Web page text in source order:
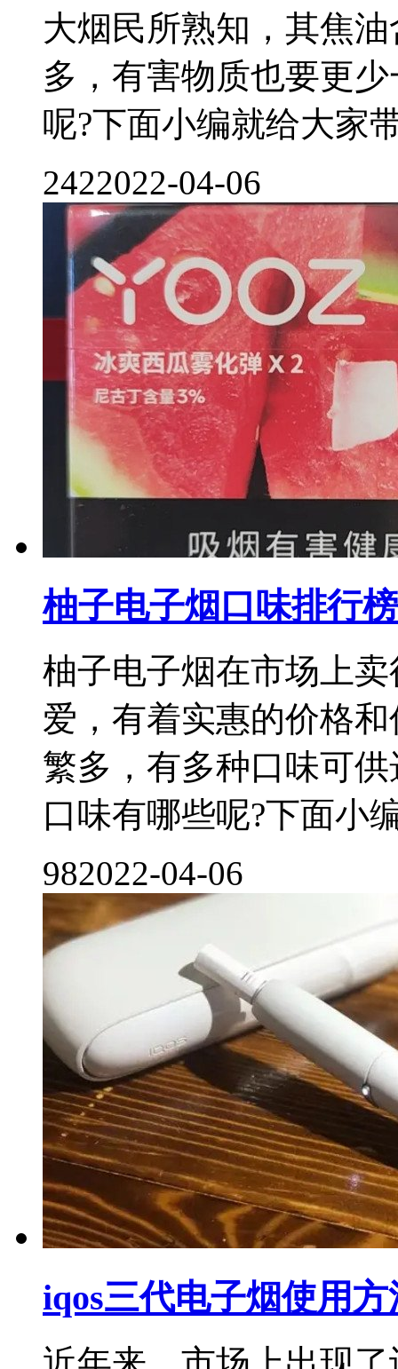
大烟民所熟知，其焦
多，有害物质也要更
呢?下面小编就给大家
2422022-04-06
柚子电子烟口味排行
柚子电子烟在市场上
爱，有着实惠的价格
繁多，有多种口味可
口味有哪些呢?下面小
982022-04-06
iqos三代电子烟使用